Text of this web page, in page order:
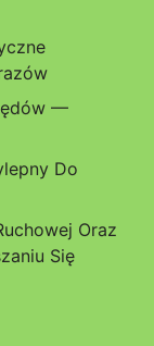
—
Do
Oraz
Się